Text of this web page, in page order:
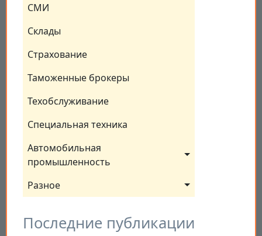
СМИ
Склады
Страхование
Таможенные брокеры
Техобслуживание
Специальная техника
Автомобильная
промышленность
Разное
Последние публикации